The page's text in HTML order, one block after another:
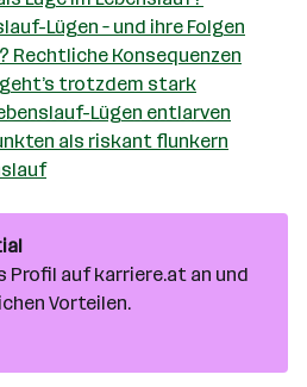
Lügen – und ihre Folgen
Rechtliche Konsequenzen
geht’s trotzdem stark
Lügen entlarven
als riskant flunkern
Profil auf karriere.at an und
Vorteilen.